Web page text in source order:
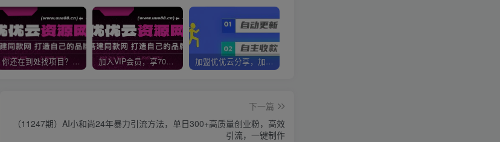
你还在到处找项目？还在当韭菜？我靠网创资源站一个月收入5万+，曾经我也是个失败者。 加入VIP会员，享70%的推广提成，免费学习多种网上创业课程，菜鸟秒变大神！ 加盟优优云分享，加盟搭建同款知识付费资源网站，实现长期稳定被动收入~
下一篇
（11247期）AI小和尚24年暴力引流方法，单日300+高质量创业粉，高效
引流，一键制作